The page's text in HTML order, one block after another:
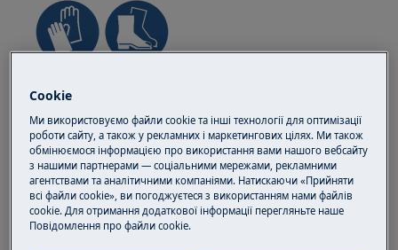
побутової техніки. Для важкої техніки
найбезпечніше, щоб її переміщали двоє осіб.
Завжди використовуйте захисні рукавички та
взуття. Носіть захисні рукавички завжди, щоб
уникнути порізів від гострих країв.
Cookie
Ми використовуємо файли cookie та інші технології для оптимізації
роботи сайту, а також у рекламних і маркетингових цілях. Ми також
обмінюємося інформацією про використання вами нашого вебсайту
з нашими партнерами — соціальними мережами, рекламними
агентствами та аналітичними компаніями. Натискаючи «Прийняти
всі файли cookie», ви погоджуєтеся з використанням нами файлів
cookie. Для отримання додаткової інформації перегляньте наше
Пoвідомлення прo файли cookie.